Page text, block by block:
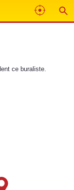
ce buraliste.